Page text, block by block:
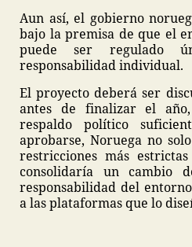
Aun así, el gobierno
bajo la premisa de que el
puede ser regulado
responsabilidad individual.
El proyecto deberá ser
antes de finalizar el
respaldo político
aprobarse, Noruega no
restricciones más
consolidaría un cambio
responsabilidad del
a las plataformas que lo